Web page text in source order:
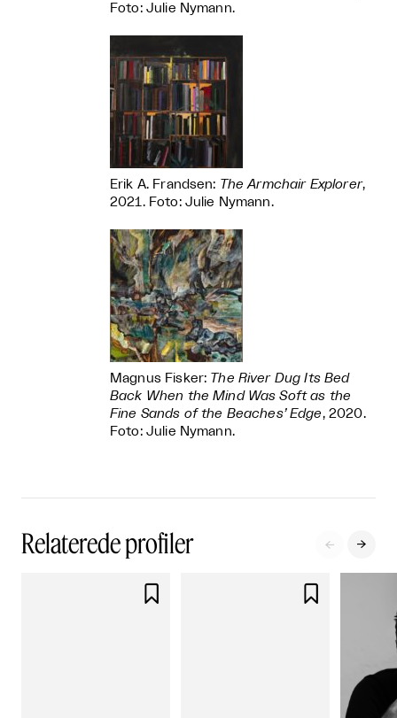
Foto: Julie Nymann.
Erik A. Frandsen: The Armchair Explorer,
2021. Foto: Julie Nymann.
Magnus Fisker: The River Dug Its Bed
Back When the Mind Was Soft as the
Fine Sands of the Beaches’ Edge, 2020.
Foto: Julie Nymann.
Relaterede profiler  
 